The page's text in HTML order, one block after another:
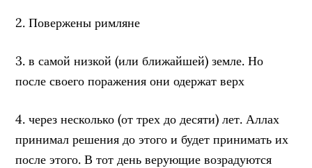
2. Повержены римляне
3. в самой низкой (или ближайшей) земле. Но
после своего поражения они одержат верх
4. через несколько (от трех до десяти) лет. Аллах
принимал решения до этого и будет принимать их
после этого. В тот день верующие возрадуются